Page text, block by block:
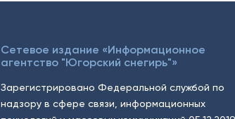
Сетевое издание «Информационное
агентство "Югорский снегирь"»
Зарегистрировано Федеральной службой по
надзору в сфере связи, информационных